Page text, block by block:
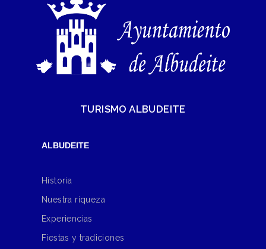
TURISMO ALBUDEITE
ALBUDEITE
Historia
Nuestra riqueza
Experiencias
Fiestas y tradiciones